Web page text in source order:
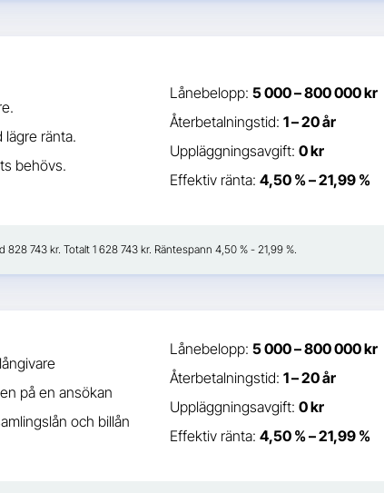
lägre ränta.
behövs.
Lånebelopp: 5 000 – 800 000 kr
Återbetalningstid: 1 – 20 år
Uppläggningsavgift: 0 kr
Effektiv ränta: 4,50 % – 21,99 %
743 kr. Totalt 1 628 743 kr. Räntespann 4,50 % - 21,99 %.
på en ansökan
och billån
Lånebelopp: 5 000 – 800 000 kr
Återbetalningstid: 1 – 20 år
Uppläggningsavgift: 0 kr
Effektiv ränta: 4,50 % – 21,99 %